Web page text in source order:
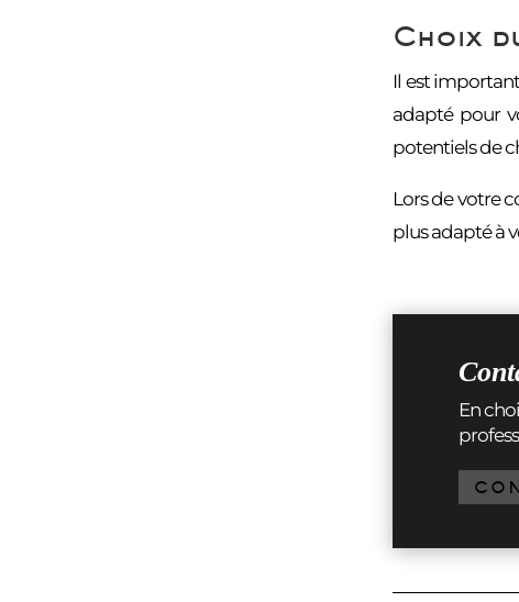
Choix
Il est
adapté pour
potentiels de
Lors de votre
plus adapté à
En